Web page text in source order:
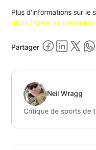
Plus d'informations sur le
https://
Partager
Neil Wragg
Critique de sports de